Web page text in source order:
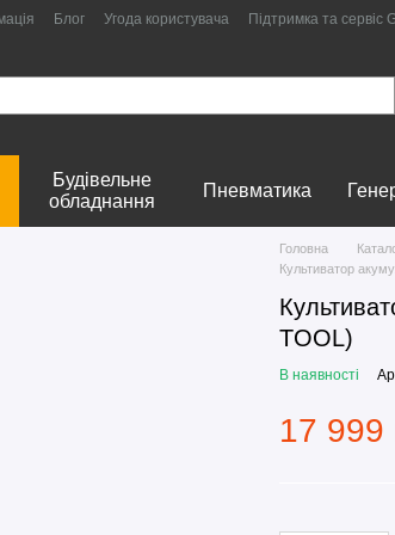
Блог Угода користувача Підтримка та сервіс
Будівельне
обладнання
Пневматика
Головна
Культиватор
TOOL)
В наявності
17 999